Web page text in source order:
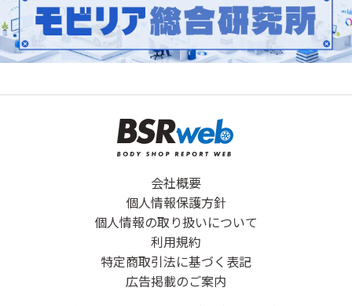
会社概要
個人情報保護方針
個人情報の取り扱いについて
利用規約
特定商取引法に基づく表記
広告掲載のご案内